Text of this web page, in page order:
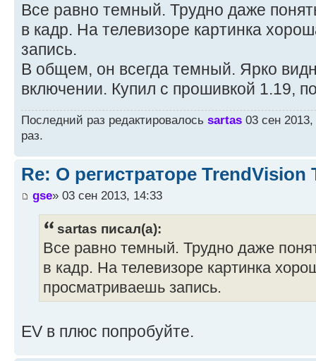
Все равно темный. Трудно даже
в кадр. На телевизоре картинка
запись.
В общем, он всегда темный. Ярко
включении. Купил с прошивкой 1.19,
Последний раз редактировалось sartas 03 сен
раз.
Re: О регистраторе TrendVision
gse» 03 сен 2013, 14:33
sartas писал(а):
Все равно темный. Трудно даже
в кадр. На телевизоре картинка
просматриваешь запись.
ЕV в плюс попробуйте.